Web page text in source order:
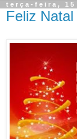
terça-feira, 15
Feliz Natal